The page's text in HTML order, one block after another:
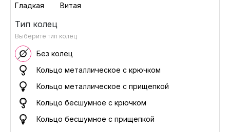
Гладкая Витая
Тип колец
Выберите тип колец
Без колец
Кольцо металлическое с крючком
Кольцо металлическое с прищепкой
Кольцо бесшумное с крючком
Кольцо бесшумное с прищепкой